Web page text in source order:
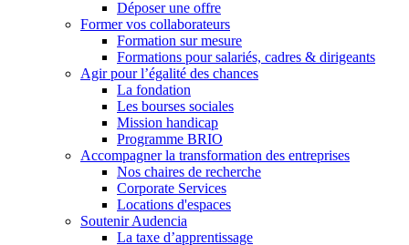
Déposer une offre
Former vos collaborateurs
Formation sur mesure
Formations pour salariés, cadres & dirigeants
Agir pour l’égalité des chances
La fondation
Les bourses sociales
Mission handicap
Programme BRIO
Accompagner la transformation des entreprises
Nos chaires de recherche
Corporate Services
Locations d'espaces
Soutenir Audencia
La taxe d’apprentissage